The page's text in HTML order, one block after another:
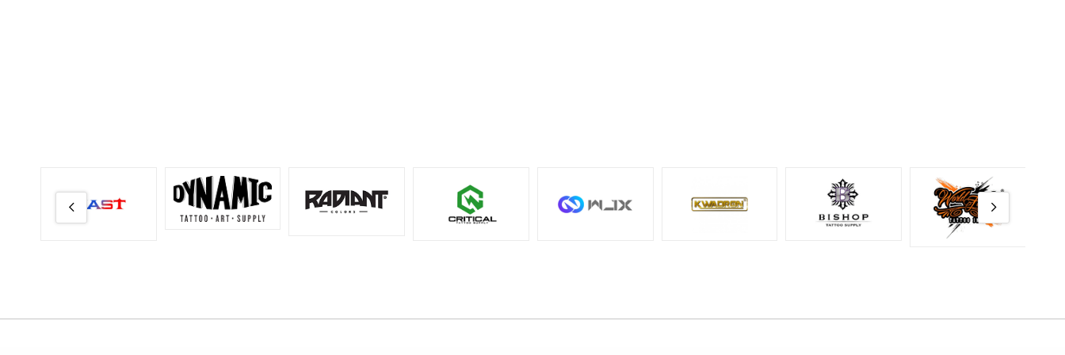
S: Hangi dudak uygulamalarında kullanılabilir?
C: Dudak PMU, lip blush ve soğuk pembe dudak tonu
belirgin pembe ton planlamalarında kullanılabilir.